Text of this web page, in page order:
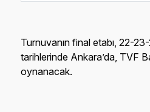
Turnuvanın final etabı, 22-
tarihlerinde Ankara’da, TVF
oynanacak.